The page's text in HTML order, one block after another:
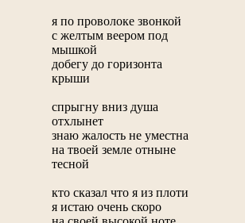
я по проволоке звонкой
с желтым веером под
мышкой
добегу до горизонта
крыши
спрыгну вниз душа
отхлынет
знаю жалость не уместна
на твоей земле отныне
тесной
кто сказал что я из плоти
я истаю очень скоро